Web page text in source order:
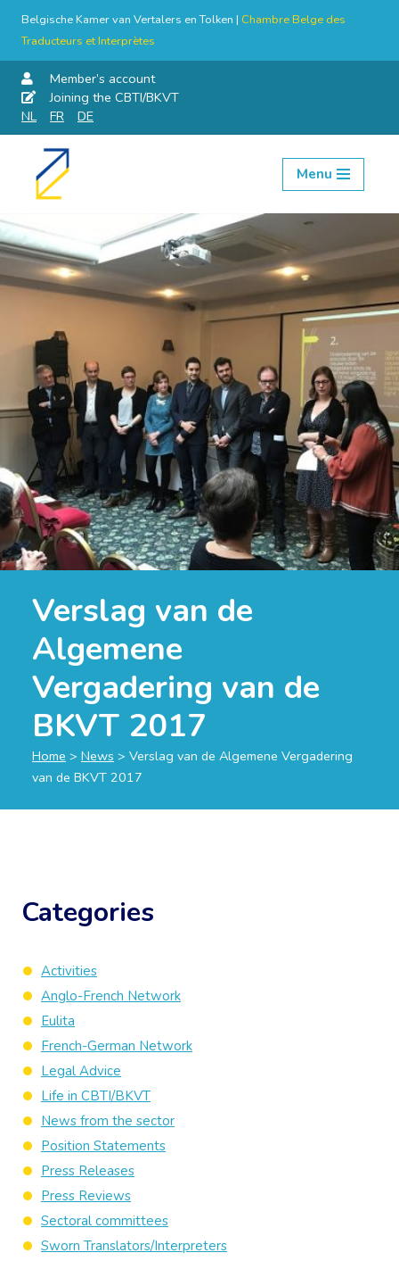
Belgische Kamer van Vertalers en Tolken | Chambre Belge des
Traducteurs et Interprètes
Member’s account
Joining the CBTI/BKVT
NL
FR DE
Skip
content
Menu
Verslag van de
Algemene
Vergadering van de
BKVT 2017
Home > News > Verslag van de Algemene Vergadering
van de BKVT 2017
Categories
Activities
Anglo-French Network
Eulita
French-German Network
Legal Advice
Life in CBTI/BKVT
News from the sector
Position Statements
Press Releases
Press Reviews
Sectoral committees
Sworn Translators/Interpreters